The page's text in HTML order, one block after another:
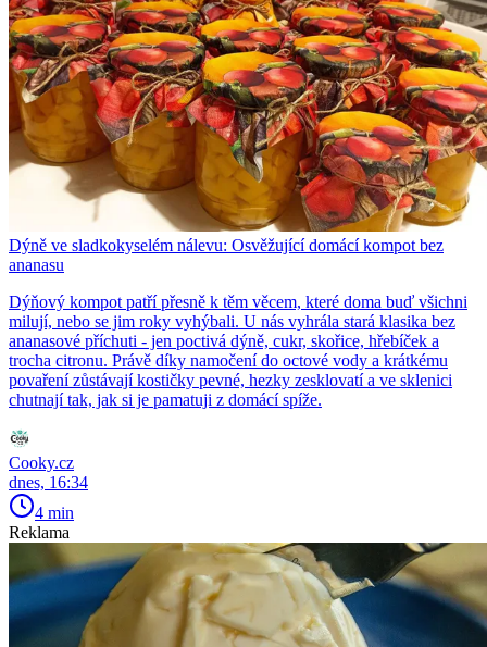
Dýně ve sladkokyselém nálevu: Osvěžující domácí kompot bez
ananasu
Dýňový kompot patří přesně k těm věcem, které doma buď všichni
milují, nebo se jim roky vyhýbali. U nás vyhrála stará klasika bez
ananasové příchuti - jen poctivá dýně, cukr, skořice, hřebíček a
trocha citronu. Právě díky namočení do octové vody a krátkému
povaření zůstávají kostičky pevné, hezky zesklovatí a ve sklenici
chutnají tak, jak si je pamatuji z domácí spíže.
Cooky.cz
dnes, 16:34
4 min
Reklama